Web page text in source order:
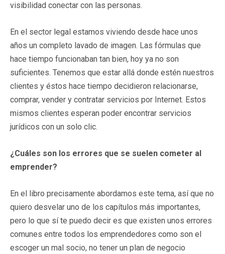
visibilidad conectar con las personas.
En el sector legal estamos viviendo desde hace unos
años un completo lavado de imagen. Las fórmulas que
hace tiempo funcionaban tan bien, hoy ya no son
suficientes. Tenemos que estar allá donde estén nuestros
clientes y éstos hace tiempo decidieron relacionarse,
comprar, vender y contratar servicios por Internet. Estos
mismos clientes esperan poder encontrar servicios
jurídicos con un solo clic.
¿Cuáles son los errores que se suelen cometer al
emprender?
En el libro precisamente abordamos este tema, así que no
quiero desvelar uno de los capítulos más importantes,
pero lo que sí te puedo decir es que existen unos errores
comunes entre todos los emprendedores como son el
escoger un mal socio, no tener un plan de negocio